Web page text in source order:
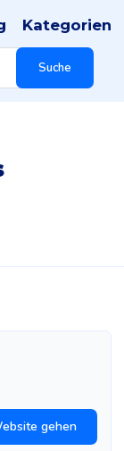
Suche
Kategorien
gehen